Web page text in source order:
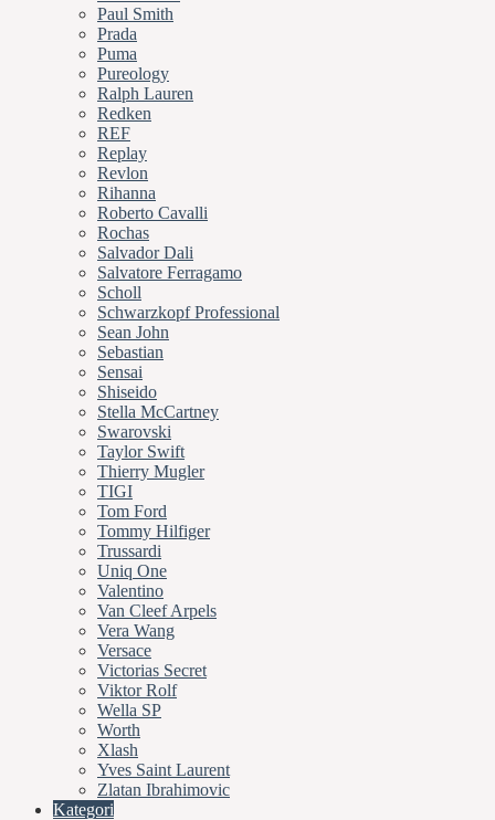
Paul Smith
Prada
Puma
Pureology
Ralph Lauren
Redken
REF
Replay
Revlon
Rihanna
Roberto Cavalli
Rochas
Salvador Dali
Salvatore Ferragamo
Scholl
Schwarzkopf Professional
Sean John
Sebastian
Sensai
Shiseido
Stella McCartney
Swarovski
Taylor Swift
Thierry Mugler
TIGI
Tom Ford
Tommy Hilfiger
Trussardi
Uniq One
Valentino
Van Cleef Arpels
Vera Wang
Versace
Victorias Secret
Viktor Rolf
Wella SP
Worth
Xlash
Yves Saint Laurent
Zlatan Ibrahimovic
Kategori